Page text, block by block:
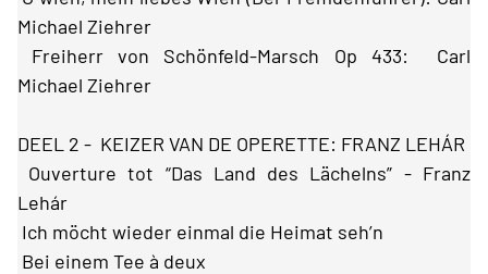
Michael Ziehrer
Freiherr von Schönfeld-Marsch Op 433: Carl
Michael Ziehrer
DEEL 2 - KEIZER VAN DE OPERETTE: FRANZ LEHÁR
Ouverture tot “Das Land des Lächelns” - Franz
Lehár
Ich möcht wieder einmal die Heimat seh’n
Bei einem Tee à deux